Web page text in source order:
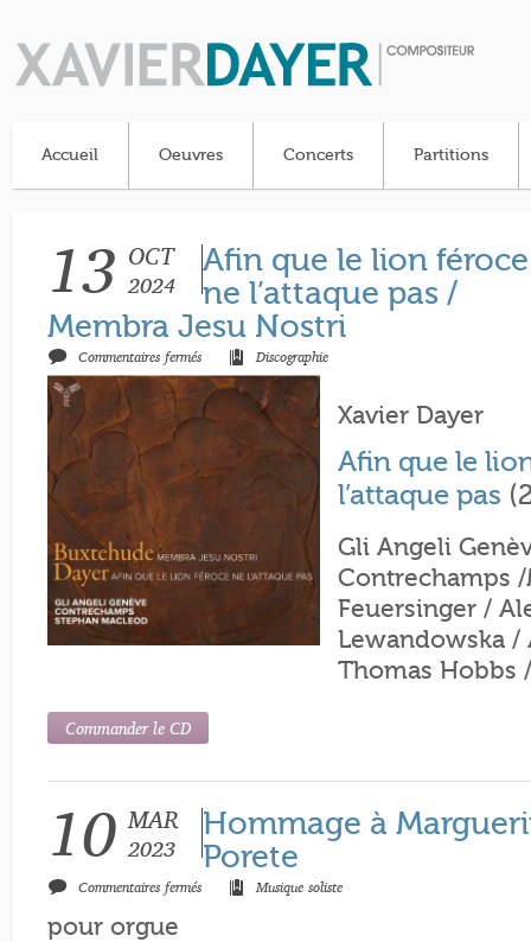
Accueil Oeuvres Concerts Partitions
13 OCT
2024
Afin que le lion féroce
ne l’attaque pas /
Membra Jesu Nostri
Commentaires ferméssur
Afin
que
le
lion
féroce
l’attaque
pas
/
Jesu
Nostri
Discographie
Xavier Dayer
Afin que le
l’attaque pas
Gli Angeli
Contrechamps
Feuersinger /
Lewandowska /
Thomas Hobbs
Commander le CD
10 MAR
2023
Hommage à
Porete
Commentaires ferméssur
Hommage
Musique soliste
pour orgue